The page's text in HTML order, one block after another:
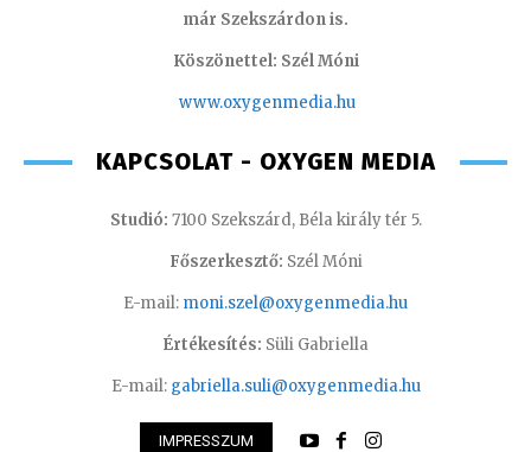
már Szekszárdon is.
Köszönettel: Szél Móni
www.oxygenmedia.hu
KAPCSOLAT - OXYGEN MEDIA
Studió: 7100 Szekszárd, Béla király tér 5.
Főszerkesztő: Szél Móni
E-mail: moni.szel@oxygenmedia.hu
Értékesítés: Süli Gabriella
E-mail: gabriella.suli@oxygenmedia.hu
IMPRESSZUM